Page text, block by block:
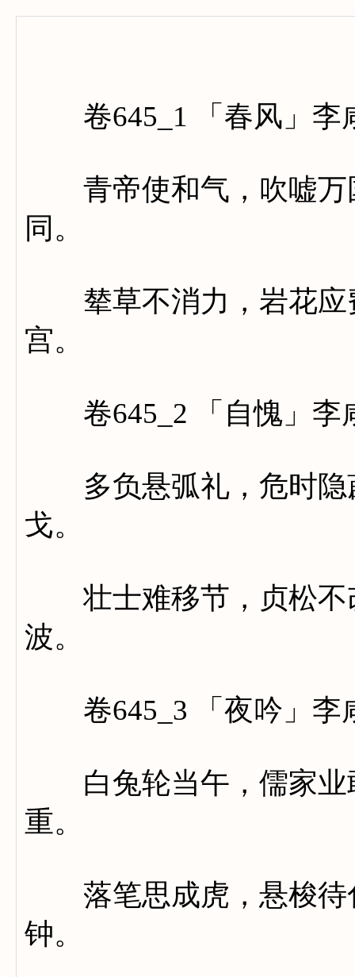
卷645_1 「春风」李
青帝使和气，吹嘘万
同。
辇草不消力，岩花应
宫。
卷645_2 「自愧」李
多负悬弧礼，危时隐
戈。
壮士难移节，贞松不
波。
卷645_3 「夜吟」李
白兔轮当午，儒家业
重。
落笔思成虎，悬梭待
钟。